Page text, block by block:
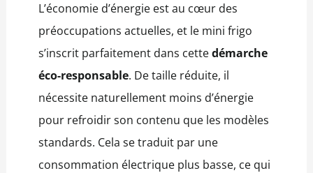
L’économie d’énergie est au cœur des
préoccupations actuelles, et le mini frigo
s’inscrit parfaitement dans cettedémarche
éco-responsable. De taille réduite, il
nécessite naturellement moins d’énergie
pour refroidir son contenu que les modèles
standards. Cela se traduit par une
consommation électrique plus basse, ce qui